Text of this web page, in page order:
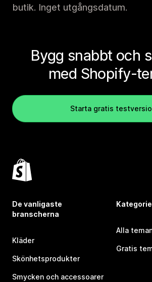
butik. Inget utgångsdatum.
Bygg snabbt och
med Shopify-
Starta gratis
De vanligaste
branscherna
Kläder
Skönhetsprodukter
Smycken och accessoarer
Alla
Gratis